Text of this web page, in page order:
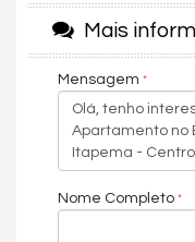
• Sistema de
• Isolamento acústico
Áreas de Lazer do
• Piscinas adulto e infantil
• Academia completa
Mais
Mensagem
Nome Completo